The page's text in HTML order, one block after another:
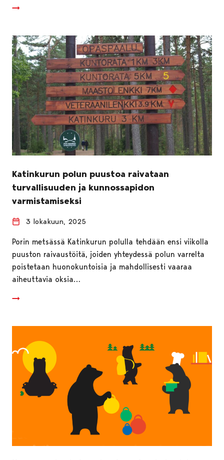
Katinkurun polun puustoa raivataan
turvallisuuden ja kunnossapidon
varmistamiseksi
3 lokakuun, 2025
Porin metsässä Katinkurun polulla tehdään ensi viikolla
puuston raivaustöitä, joiden yhteydessä polun varrelta
poistetaan huonokuntoisia ja mahdollisesti vaaraa
aiheuttavia oksia…